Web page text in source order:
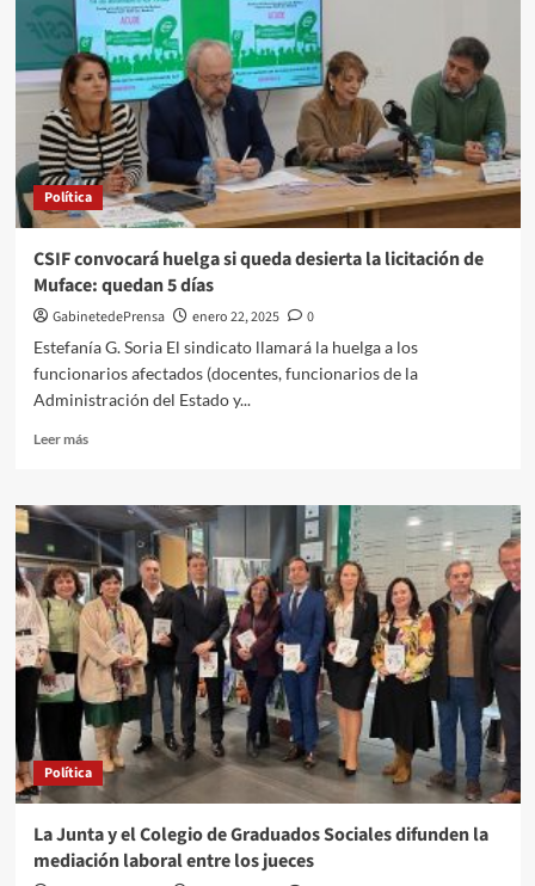
compromete
con
COAG
a
establecer
nuevos
grupos
de
trabajo
con
organizaciones
agrarias
Política
CSIF convocará huelga si queda desierta la licitación de
Muface: quedan 5 días
GabinetedePrensa enero 22, 2025
0
Estefanía G. Soria El sindicato llamará la huelga a los
funcionarios afectados (docentes, funcionarios de la
Administración del Estado y...
Leer másLeer
CSIF
convocará
huelga
si
queda
desierta
la
licitación
Muface:
quedan
días
Política
La Junta y el Colegio de Graduados Sociales difunden la
mediación laboral entre los jueces